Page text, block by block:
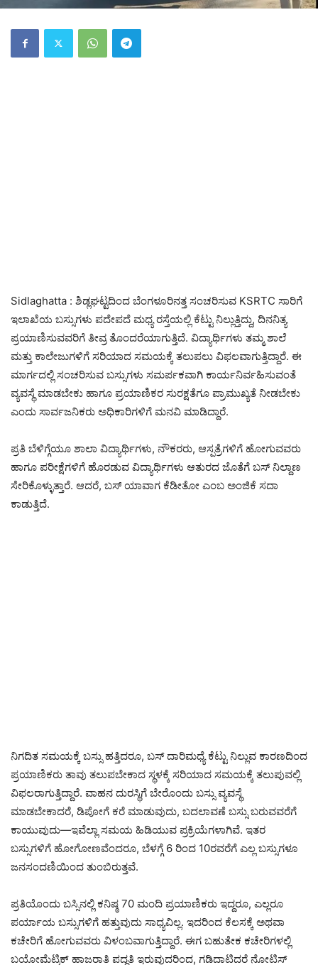
Sidlaghatta : ಶಿಡ್ಲಘಟ್ಟದಿಂದ ಬೆಂಗಳೂರಿನತ್ತ ಸಂಚರಿಸುವ KSRTC ಸಾರಿಗೆ
ಇಲಾಖೆಯ ಬಸ್ಸುಗಳು ಪದೇಪದೆ ಮಧ್ಯ ರಸ್ತೆಯಲ್ಲಿ ಕೆಟ್ಟು ನಿಲ್ಲುತ್ತಿದ್ದು, ದಿನನಿತ್ಯ
ಪ್ರಯಾಣಿಸುವವರಿಗೆ ತೀವ್ರ ತೊಂದರೆಯಾಗುತ್ತಿದೆ. ವಿದ್ಯಾರ್ಥಿಗಳು ತಮ್ಮ ಶಾಲೆ
ಮತ್ತು ಕಾಲೇಜುಗಳಿಗೆ ಸರಿಯಾದ ಸಮಯಕ್ಕೆ ತಲುಪಲು ವಿಫಲವಾಗುತ್ತಿದ್ದಾರೆ. ಈ
ಮಾರ್ಗದಲ್ಲಿ ಸಂಚರಿಸುವ ಬಸ್ಸುಗಳು ಸಮರ್ಪಕವಾಗಿ ಕಾರ್ಯನಿರ್ವಹಿಸುವಂತೆ
ವ್ಯವಸ್ಥೆ ಮಾಡಬೇಕು ಹಾಗೂ ಪ್ರಯಾಣಿಕರ ಸುರಕ್ಷತೆಗೂ ಪ್ರಾಮುಖ್ಯತೆ ನೀಡಬೇಕು
ಎಂದು ಸಾರ್ವಜನಿಕರು ಅಧಿಕಾರಿಗಳಿಗೆ ಮನವಿ ಮಾಡಿದ್ದಾರೆ.
ಪ್ರತಿ ಬೆಳಿಗ್ಗೆಯೂ ಶಾಲಾ ವಿದ್ಯಾರ್ಥಿಗಳು, ನೌಕರರು, ಆಸ್ಪತ್ರೆಗಳಿಗೆ ಹೋಗುವವರು
ಹಾಗೂ ಪರೀಕ್ಷೆಗಳಿಗೆ ಹೊರಡುವ ವಿದ್ಯಾರ್ಥಿಗಳು ಆತುರದ ಜೊತೆಗೆ ಬಸ್ ನಿಲ್ದಾಣ
ಸೇರಿಕೊಳ್ಳುತ್ತಾರೆ. ಆದರೆ, ಬಸ್ ಯಾವಾಗ ಕೆಡೀತೋ ಎಂಬ ಅಂಜಿಕೆ ಸದಾ
ಕಾಡುತ್ತಿದೆ.
ನಿಗದಿತ ಸಮಯಕ್ಕೆ ಬಸ್ಸು ಹತ್ತಿದರೂ, ಬಸ್ ದಾರಿಮಧ್ಯೆ ಕೆಟ್ಟು ನಿಲ್ಲುವ ಕಾರಣದಿಂದ
ಪ್ರಯಾಣಿಕರು ತಾವು ತಲುಪಬೇಕಾದ ಸ್ಥಳಕ್ಕೆ ಸರಿಯಾದ ಸಮಯಕ್ಕೆ ತಲುಪುವಲ್ಲಿ
ವಿಫಲರಾಗುತ್ತಿದ್ದಾರೆ. ವಾಹನ ದುರಸ್ಥಿಗೆ ಬೇರೊಂದು ಬಸ್ಸು ವ್ಯವಸ್ಥೆ
ಮಾಡಬೇಕಾದರೆ, ಡಿಪೋಗೆ ಕರೆ ಮಾಡುವುದು, ಬದಲಾವಣೆ ಬಸ್ಸು ಬರುವವರೆಗೆ
ಕಾಯುವುದು—ಇವೆಲ್ಲಾ ಸಮಯ ಹಿಡಿಯುವ ಪ್ರಕ್ರಿಯೆಗಳಾಗಿವೆ. ಇತರ
ಬಸ್ಸುಗಳಿಗೆ ಹೋಗೋಣವೆಂದರೂ, ಬೆಳಗ್ಗೆ 6 ರಿಂದ 10ರವರೆಗೆ ಎಲ್ಲ ಬಸ್ಸುಗಳೂ
ಜನಸಂದಣಿಯಿಂದ ತುಂಬಿರುತ್ತವೆ.
ಪ್ರತಿಯೊಂದು ಬಸ್ಸಿನಲ್ಲಿ ಕನಿಷ್ಠ 70 ಮಂದಿ ಪ್ರಯಾಣಿಕರು ಇದ್ದರೂ, ಎಲ್ಲರೂ
ಪರ್ಯಾಯ ಬಸ್ಸುಗಳಿಗೆ ಹತ್ತುವುದು ಸಾಧ್ಯವಿಲ್ಲ. ಇದರಿಂದ ಕೆಲಸಕ್ಕೆ ಅಥವಾ
ಕಚೇರಿಗೆ ಹೋಗುವವರು ವಿಳಂಬವಾಗುತ್ತಿದ್ದಾರೆ. ಈಗ ಬಹುತೇಕ ಕಚೇರಿಗಳಲ್ಲಿ
ಬಯೋಮೆಟ್ರಿಕ್ ಹಾಜರಾತಿ ಪದ್ಧತಿ ಇರುವುದರಿಂದ, ಗಡಿದಾಟಿದರೆ ನೋಟಿಸ್